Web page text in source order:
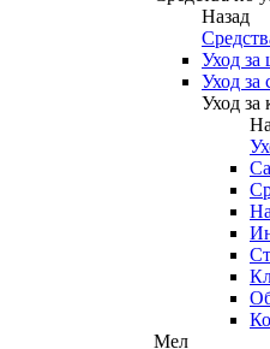
Назад
Уход за
Уход за
Уход за
Мел